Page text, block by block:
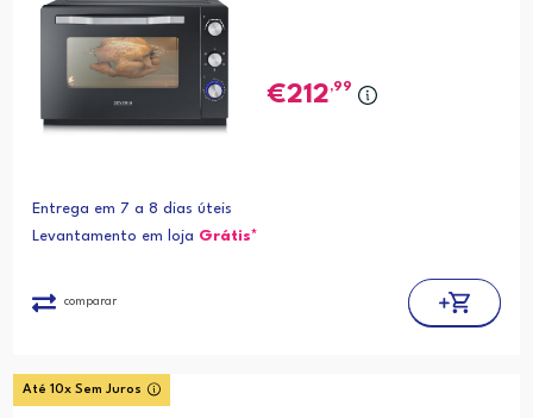
212,99
Entrega em 7 a 8 dias úteis
Levantamento em loja Grátis*
comparar
Até 10x Sem Juros